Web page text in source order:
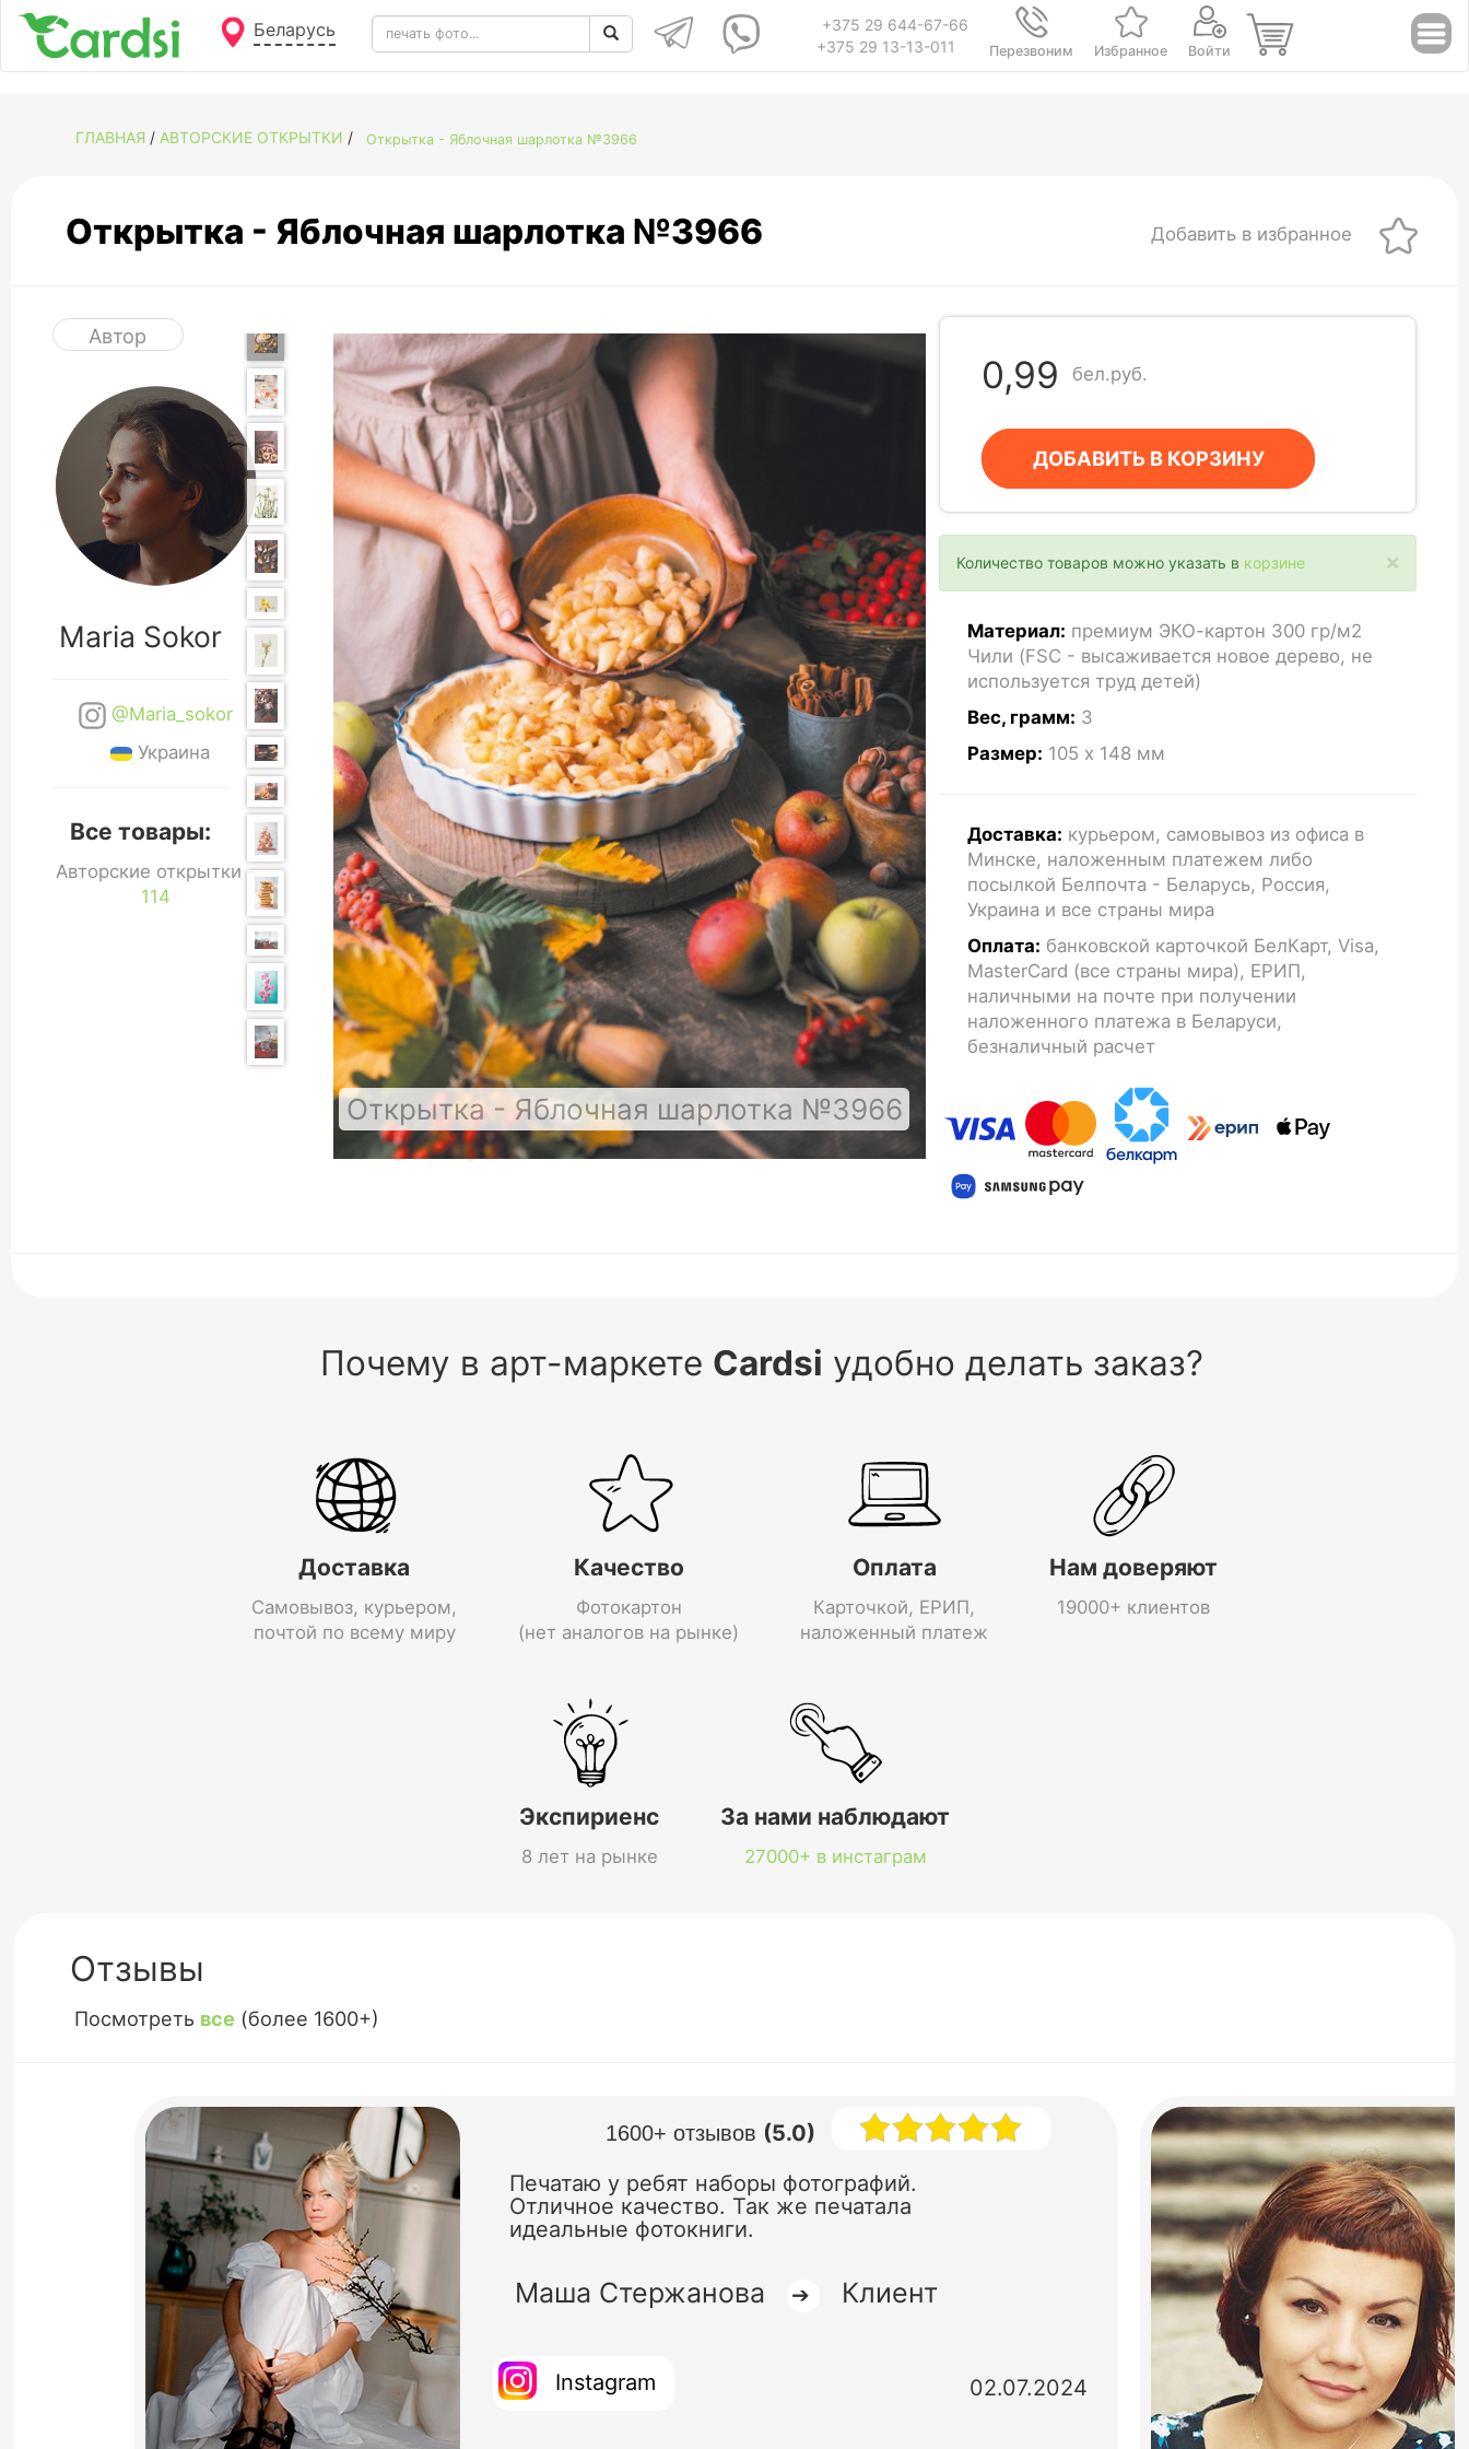
Беларусь
+375 29 644-67-66
+375 29 13-13-011
Перезвоним Избранное Войти
ГЛАВНАЯ / АВТОРСКИЕ ОТКРЫТКИ / Открытка - Яблочная шарлотка №3966
Открытка - Яблочная шарлотка №3966 Добавить в избранное
Автор
Maria Sokor
@Maria_sokor
Украина
Все товары:
Авторские открытки -
114
Открытка - Яблочная шарлотка №3966
0,99 бел.руб.
ДОБАВИТЬ В КОРЗИНУ
×
Количество товаров можно указать в корзине
Материал: премиум ЭКО-картон 300 гр/м2
Чили (FSC - высаживается новое дерево, не
используется труд детей)
Вес, грамм: 3
Размер: 105 x 148 мм
Доставка: курьером, самовывоз из офиса в
Минске, наложенным платежем либо
посылкой Белпочта - Беларусь, Россия,
Украина и все страны мира
Оплата: банковской карточкой БелКарт, Visa,
MasterCard (все страны мира), ЕРИП,
наличными на почте при получении
наложенного платежа в Беларуси,
безналичный расчет
Почему в арт-маркете Cardsi удобно делать заказ?
Доставка
Самовывоз, курьером,
почтой по всему миру
Качество
Фотокартон
(нет аналогов на рынке)
Оплата
Карточкой, ЕРИП,
наложенный платеж
Нам доверяют
19000+ клиентов
Экспириенс
8 лет на рынке
За нами наблюдают
27000+ в инстаграм
Отзывы
Посмотреть все (более 1600+)
1600+ отзывов (5.0)
Печатаю у ребят наборы фотографий.
Отличное качество. Так же печатала
идеальные фотокниги.
Маша Стержанова ➔ Клиент
Instagram 02.07.2024